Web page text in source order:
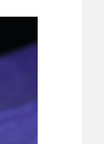
תקנון עבור פעילות
מדיניות